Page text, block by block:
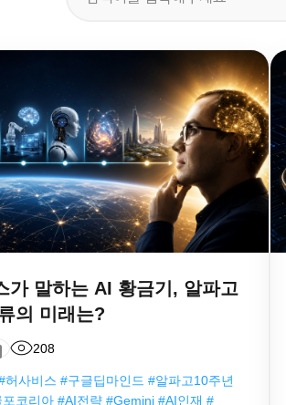
가 말하는 AI 황금기, 알파고
의 미래는?
208
허사비스 #구글딥마인드 #알파고10주년
코리아 #AI전략 #Gemini #AI인재 #